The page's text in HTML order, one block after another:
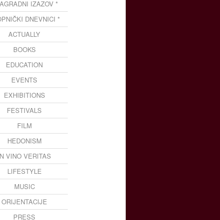
IZAZOV *
DNEVNICI *
ACTUALLY
BOOKS
EDUCATION
EVENTS
EXHIBITIONS
FESTIVALS
FILM
HEDONISM
VINO VERITAS
LIFESTYLE
MUSIC
ORIJENTACIJE
PRESS